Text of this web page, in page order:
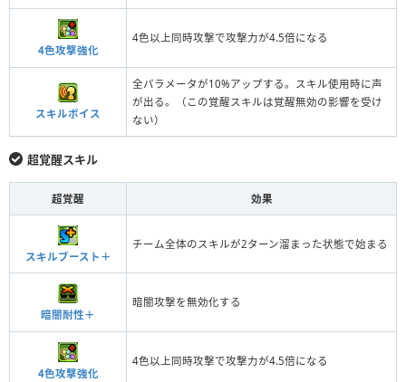
4色攻撃強化
4色以上同時攻撃で攻撃力が4.5倍になる
スキルボイス
全パラメータが10%アップする。スキル使用時に声
が出る。（この覚醒スキルは覚醒無効の影響を受け
ない）
超覚醒スキル
超覚醒 効果
スキルブースト＋
チーム全体のスキルが2ターン溜まった状態で始まる
暗闇耐性＋
暗闇攻撃を無効化する
4色攻撃強化
4色以上同時攻撃で攻撃力が4.5倍になる